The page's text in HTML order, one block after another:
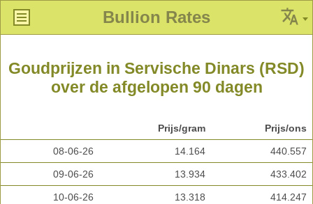
Bullion Rates
Goudprijzen in Servische Dinars (RSD)
over de afgelopen 90 dagen
Prijs/gram Prijs/ons
08-06-26 14.164 440.557
09-06-26 13.934 433.402
10-06-26 13.318 414.247